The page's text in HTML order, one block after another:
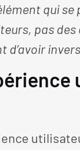
qui
pas